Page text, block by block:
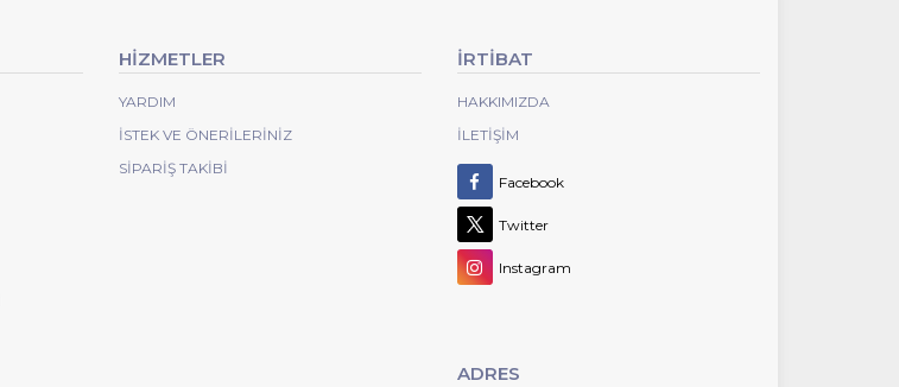
HİZMETLER
YARDIM
İSTEK VE ÖNERILERINIZ
SIPARIŞ TAKIBI
İRTİBAT
HAKKIMIZDA
İLETIŞIM
Facebook
Twitter
Instagram
ADRES